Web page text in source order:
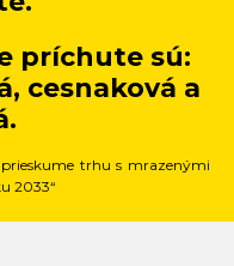
príchute sú:
cesnaková a
trhu s mrazenými
2033“